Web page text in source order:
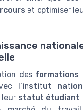
et optimiser
des formations
l’institut
leur statut étudiant